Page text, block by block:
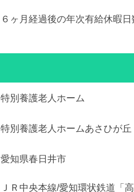
６ヶ月経過後の年次有給休暇
特別養護老人ホーム
特別養護老人ホームあさひが丘
愛知県春日井市
ＪＲ中央本線/愛知環状鉄道「